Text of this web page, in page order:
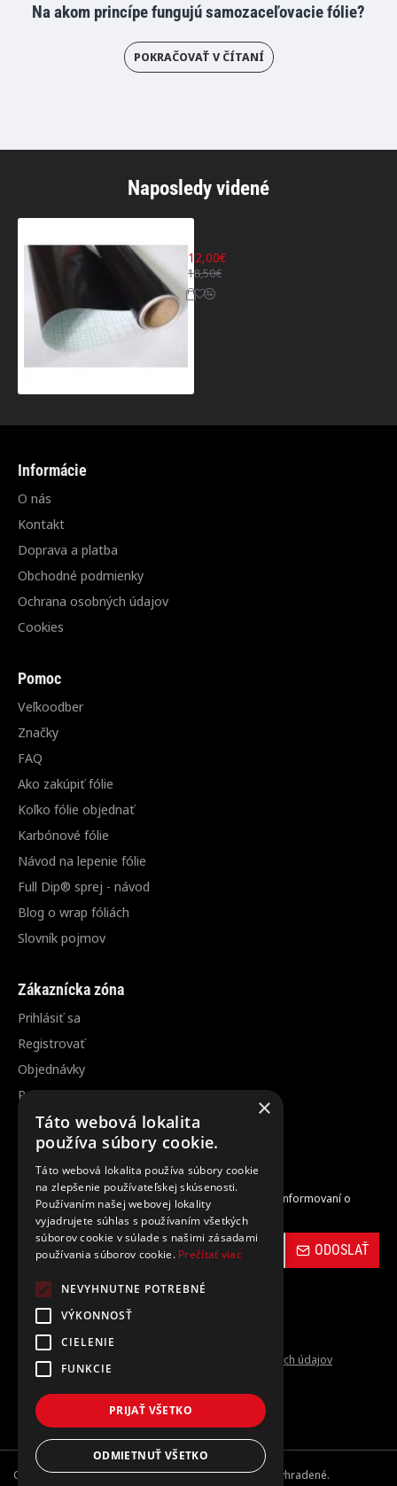
Na akom princípe fungujú samozaceľovacie fólie?
POKRAČOVAŤ V ČÍTANÍ
Naposledy videné
12,00€
18,50€
Informácie
O nás
Kontakt
Doprava a platba
Obchodné podmienky
Ochrana osobných údajov
Cookies
Pomoc
Veľkoodber
Značky
FAQ
Ako zakúpiť fólie
Koľko fólie objednať
Karbónové fólie
Návod na lepenie fólie
Full Dip® sprej - návod
Blog o wrap fóliách
Slovník pojmov
Zákaznícka zóna
Prihlásiť sa
Registrovať
Objednávky
Reklamácia / vrátenie tovaru
Zrušenie objednávky
Odber noviniek
Zaregistrujte sa do nášho odberu noviniek a buďte informovaní o
novinkách a propagačných akciách.
ODOSLAŤ
Prečítal(a) som si a súhlasím s Ochrana osobných údajov
Copyright © 2024-26, carbon-vinyl.sk, Všetky práva vyhradené.
×
Táto webová lokalita
používa súbory cookie.
Táto webová lokalita používa súbory cookie
na zlepšenie používateľskej skúsenosti.
Používaním našej webovej lokality
vyjadrujete súhlas s používaním všetkých
súborov cookie v súlade s našimi zásadami
používania súborov cookie. Prečítať viac
NEVYHNUTNE POTREBNÉ
VÝKONNOSŤ
CIELENIE
FUNKCIE
PRIJAŤ VŠETKO
ODMIETNUŤ VŠETKO